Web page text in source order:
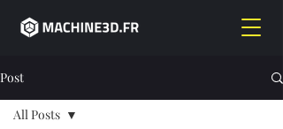
Post
All Posts